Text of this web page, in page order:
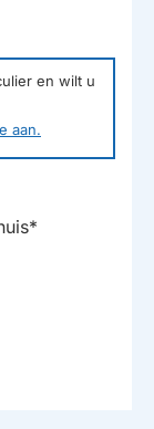
en wilt u
aan.